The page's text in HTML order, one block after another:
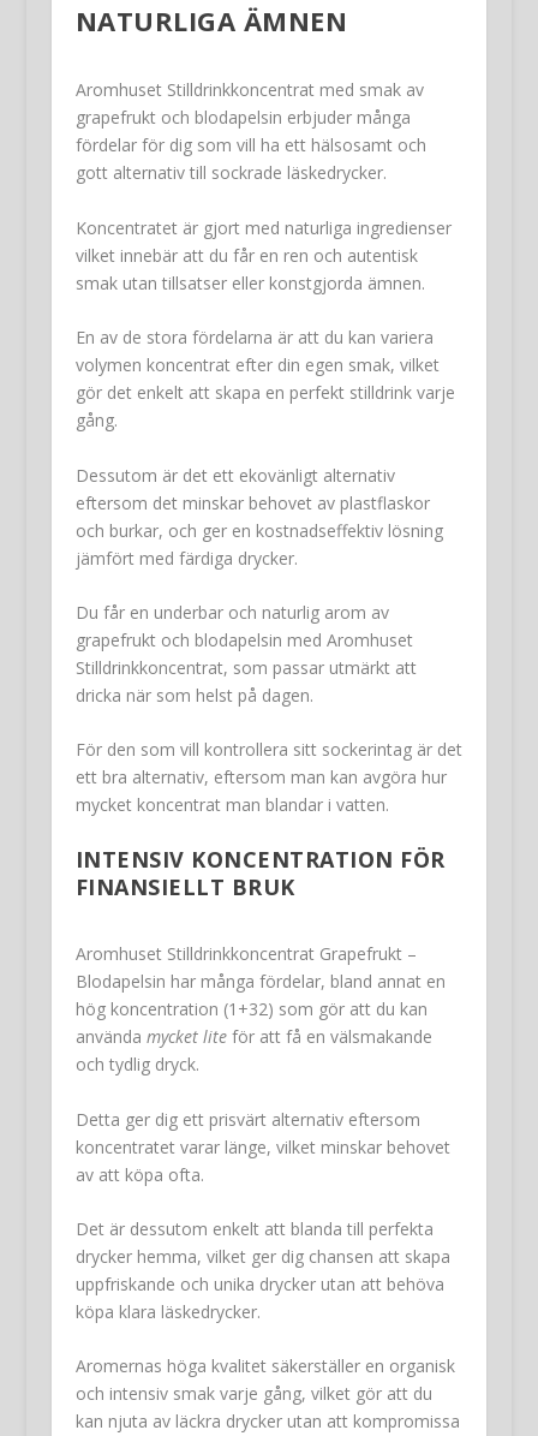
NATURLIGA ÄMNEN
Aromhuset Stilldrinkkoncentrat med smak av
grapefrukt och blodapelsin erbjuder många
fördelar för dig som vill ha ett hälsosamt och
gott alternativ till sockrade läskedrycker.
Koncentratet är gjort med naturliga ingredienser
vilket innebär att du får en ren och autentisk
smak utan tillsatser eller konstgjorda ämnen.
En av de stora fördelarna är att du kan variera
volymen koncentrat efter din egen smak, vilket
gör det enkelt att skapa en perfekt stilldrink varje
gång.
Dessutom är det ett ekovänligt alternativ
eftersom det minskar behovet av plastflaskor
och burkar, och ger en kostnadseffektiv lösning
jämfört med färdiga drycker.
Du får en underbar och naturlig arom av
grapefrukt och blodapelsin med Aromhuset
Stilldrinkkoncentrat, som passar utmärkt att
dricka när som helst på dagen.
För den som vill kontrollera sitt sockerintag är det
ett bra alternativ, eftersom man kan avgöra hur
mycket koncentrat man blandar i vatten.
INTENSIV KONCENTRATION FÖR
FINANSIELLT BRUK
Aromhuset Stilldrinkkoncentrat Grapefrukt –
Blodapelsin har många fördelar, bland annat en
hög koncentration (1+32) som gör att du kan
använda mycket liteför att få en välsmakande
och tydlig dryck.
Detta ger dig ett prisvärt alternativ eftersom
koncentratet varar länge, vilket minskar behovet
av att köpa ofta.
Det är dessutom enkelt att blanda till perfekta
drycker hemma, vilket ger dig chansen att skapa
uppfriskande och unika drycker utan att behöva
köpa klara läskedrycker.
Aromernas höga kvalitet säkerställer en organisk
och intensiv smak varje gång, vilket gör att du
kan njuta av läckra drycker utan att kompromissa